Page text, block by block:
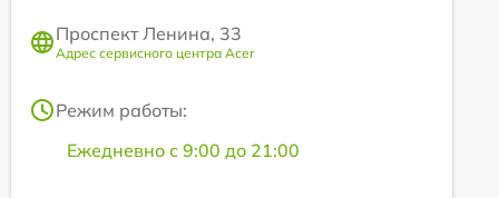
Проспект Ленина, 33
Адрес сервисного центра Acer
Режим работы:
Ежедневно с 9:00 до 21:00